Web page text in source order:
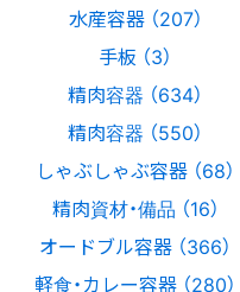
水産容器 （207）
手板 （3）
精肉容器 （634）
精肉容器 （550）
しゃぶしゃぶ容器 （68）
精肉資材・備品 （16）
オードブル容器 （366）
軽食・カレー容器 （280）